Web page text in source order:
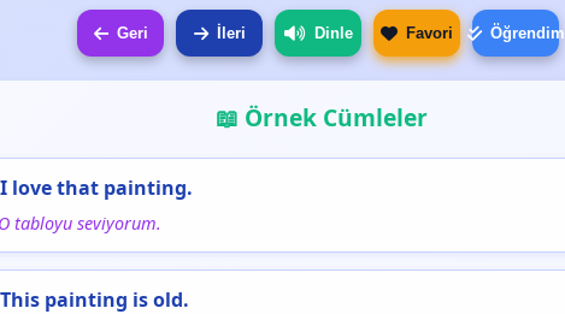
Geri İleri Dinle Favori Öğrendim
📖 Örnek Cümleler
I love that painting.
tabloyu seviyorum.
This painting is old.